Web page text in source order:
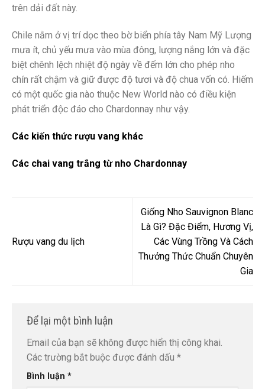
trên dải đất này.
Chile nằm ở vị trí dọc theo bờ biển phía tây Nam Mỹ Lượng
mưa ít, chủ yếu mưa vào mùa đông, lượng nắng lớn và đặc
biệt chênh lệch nhiệt độ ngày về đếm lớn cho phép nho
chín rất chậm và giữ được độ tươi và độ chua vốn có. Hiếm
có một quốc gia nào thuộc New World nào có điều kiện
phát triển độc đáo cho Chardonnay như vậy.
Các kiến thức rượu vang khác
Các chai vang trắng từ nho Chardonnay
Rượu vang du lịch
Giống Nho Sauvignon Blanc
Là Gì? Đặc Điểm, Hương Vị,
Các Vùng Trồng Và Cách
Thưởng Thức Chuẩn Chuyên
Gia
Để lại một bình luận
Email của bạn sẽ không được hiển thị công khai.
Các trường bắt buộc được đánh dấu *
Bình luận *